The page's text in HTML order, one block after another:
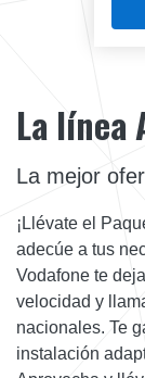
La línea
La mejor
¡Llévate el
adecúe a tus
Vodafone te
velocidad y
nacionales. Te
instalación